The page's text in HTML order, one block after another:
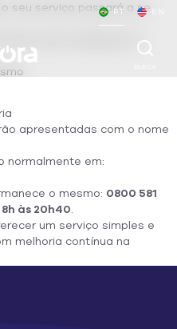
PT
, o seu serviço passará a se
sem mudanças no
apresentadas com o nome
normalmente em:
o mesmo: 0800 581
8h às 20h40.
um serviço simples e
melhoria contínua na